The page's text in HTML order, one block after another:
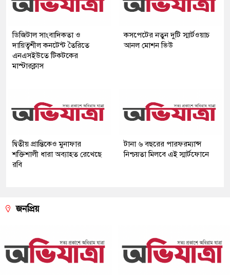
ডিজিটাল সাংবাদিকতা ও
দায়িত্বশীল কনটেন্ট তৈরিতে
এনএসইউতে টিকটকের
মাস্টারক্লাস
কসপেটের নতুন দুটি স্মার্টওয়াচ
আনল মোশন ভিউ
দ্বিতীয় প্রান্তিকেও মুনাফার
শক্তিশালী ধারা অব্যাহত রেখেছে
রবি
টানা ৬ বছরের পারফরম্যান্স
নিশ্চয়তা মিলবে এই স্মার্টফোনে
জনপ্রিয়